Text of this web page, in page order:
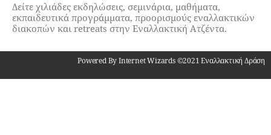
Δείτε χιλιάδες εκδηλώσεις, σεμινάρια, μαθήματα,
εκπαιδευτικά προγράμματα, προορισμούς εναλλακτικών
διακοπών και retreats στην Εναλλακτική Ατζέντα.
Powered By Internet Wizards ©2021 Εναλλακτική Δράση